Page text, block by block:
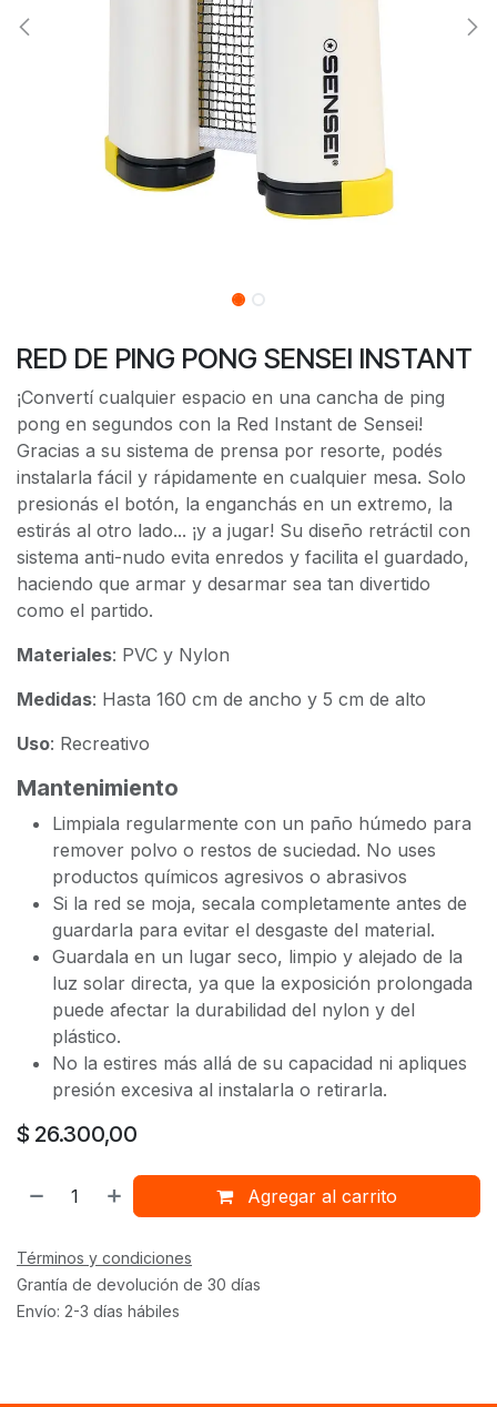
RED DE PING PONG SENSEI INSTANT
¡Convertí cualquier espacio en una cancha de ping
pong en segundos con la Red Instant de Sensei!
Gracias a su sistema de prensa por resorte, podés
instalarla fácil y rápidamente en cualquier mesa. Solo
presionás el botón, la enganchás en un extremo, la
estirás al otro lado... ¡y a jugar! Su diseño retráctil con
sistema anti-nudo evita enredos y facilita el guardado,
haciendo que armar y desarmar sea tan divertido
como el partido.
Materiales: PVC y Nylon
Medidas: Hasta 160 cm de ancho y 5 cm de alto
Uso: Recreativo
Mantenimiento
Limpiala regularmente con un paño húmedo para
remover polvo o restos de suciedad. No uses
productos químicos agresivos o abrasivos
Si la red se moja, secala completamente antes de
guardarla para evitar el desgaste del material.
Guardala en un lugar seco, limpio y alejado de la
luz solar directa, ya que la exposición prolongada
puede afectar la durabilidad del nylon y del
plástico.
No la estires más allá de su capacidad ni apliques
presión excesiva al instalarla o retirarla.
$ 26.300,00
Agregar al carrito
Términos y condiciones
Grantía de devolución de 30 días
Envío: 2-3 días hábiles